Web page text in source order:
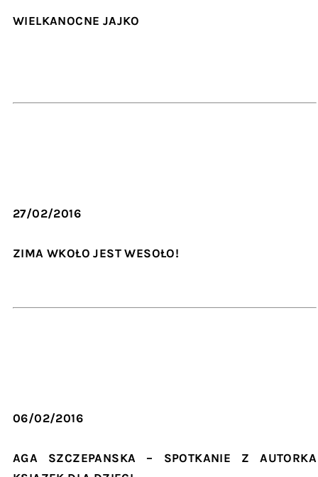
WIELKANOCNE JAJKO
27/02/2016
ZIMA WKOŁO JEST WESOŁO!
06/02/2016
AGA SZCZEPANSKA – SPOTKANIE Z AUTORKA